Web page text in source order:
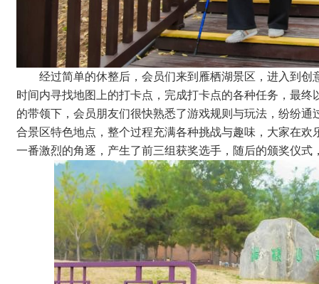
经过简单的休整后，会员们来到雁栖湖景区，进入到
时间内寻找地图上的打卡点，完成打卡点的各种任务，最
的带领下，会员朋友们很快熟悉了游戏规则与玩法，纷纷
合景区特色地点，整个过程充满各种挑战与趣味，大家在
一番激烈的角逐，产生了前三组获奖选手，随后的颁奖仪